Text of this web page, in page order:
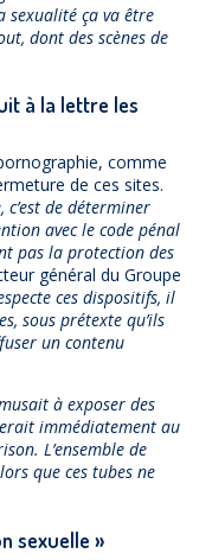
sexualité ça va être
dont des scènes de
à la lettre les
comme
de ces sites.
de déterminer
avec le code pénal
pas la protection des
général du Groupe
ces dispositifs, il
sous prétexte qu’ils
un contenu
à exposer des
immédiatement au
L’ensemble de
que ces tubes ne
sexuelle »